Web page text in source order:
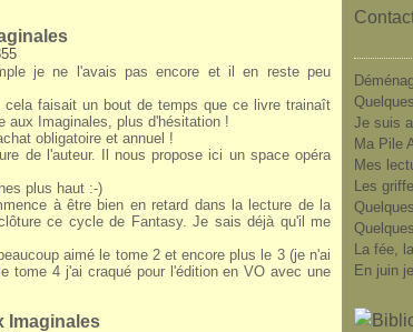
je ne l'avais pas encore et il en reste peu
faisait un bout de temps que ce livre trainaît
aux Imaginales, plus d'hésitation !
obligatoire et annuel !
de l'auteur. Il nous propose ici un space opéra
plus haut :-)
à être bien en retard dans la lecture de la
ce cycle de Fantasy. Je sais déjà qu'il me
aimé le tome 2 et encore plus le 3 (je n'ai
tome 4 j'ai craqué pour l'édition en VO avec une
Imaginales
Je suis
Ma Pile
Mes
Les
La fée,
En juin